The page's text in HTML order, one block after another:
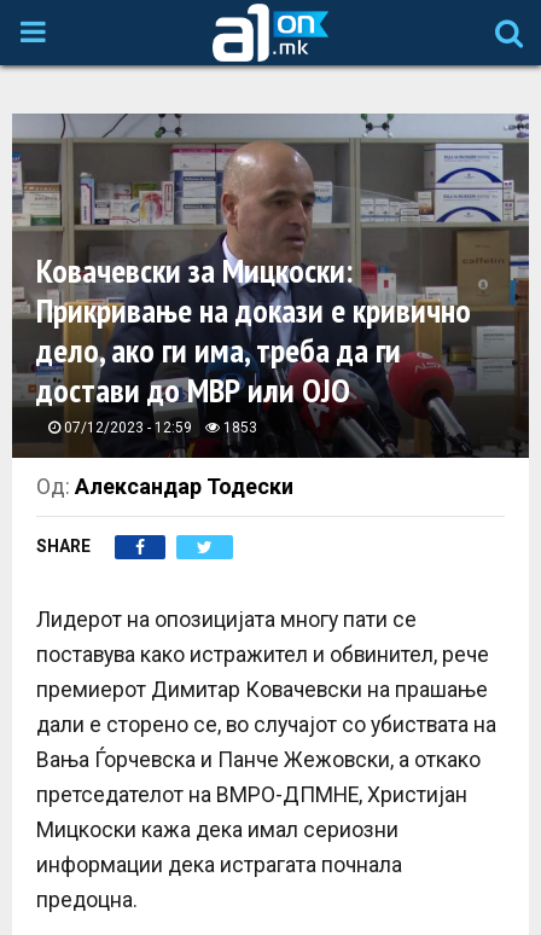
P
I
M
A
R
M
E
N
U
Ковачевски за Мицкоски:
Прикривање на докази е кривично
дело, ако ги има, треба да ги
достави до МВР или ОЈО
07/12/2023 - 12:59 1853
Од:Александар Тодески
SHARE
Лидерот на опозицијата многу пати се
поставува како истражител и обвинител, рече
премиерот Димитар Ковачевски на прашање
дали е сторено се, во случајот со убиствата на
Вања Ѓорчевска и Панче Жежовски, а откако
претседателот на ВМРО-ДПМНЕ, Христијан
Мицкоски кажа дека имал сериозни
информации дека истрагата почнала
предоцна.